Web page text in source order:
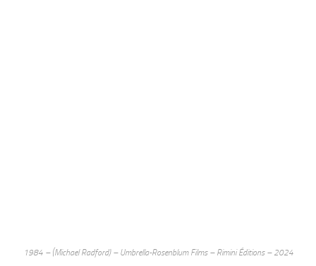
1984 – (Michael Radford) – Umbrella-Rosenblum Films – Rimini Éditions – 2024